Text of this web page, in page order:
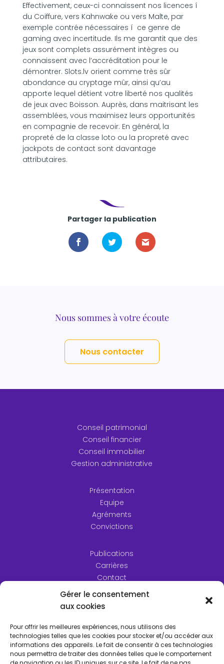
Gérer le consentement
aux cookies
Pour offrir les meilleures expériences, nous utilisons des
technologies telles que les cookies pour stocker et/ou accéder aux
informations des appareils. Le fait de consentir à ces technologies
nous permettra de traiter des données telles que le comportement
Effectivement, ceux-ci connaissent nos licences í
du Coiffure, vers Kahnwake ou vers Malte, par
exemple contrée nécessaires í ce genre de
gaming avec incertitude. Ils me garantit que des
jeux sont complets assurément intègres ou
connaissent avec l’accréditation pour le
démontrer. Slots.lv orient comme très sûr
abondance au cryptage mûr, ainsi qu’au
apporte lequel détient votre liberté nos qualités
de jeux avec Boisson. Auprès, dans maitrisant les
assemblées, vous maximisez leurs opportunités
en compagnie de recevoir. En général, la
propreté de la classe loto ou la propreté avec
jackpots de contact sont davantage
attributaires.
Partager la publication
Nous sommes à votre écoute
Nous contacter
Conseil patrimonial
Conseil financier
Conseil immobilier
Gestion administrative
Présentation
Equipe
Agréments
Convictions
Publications
Carrières
Contact